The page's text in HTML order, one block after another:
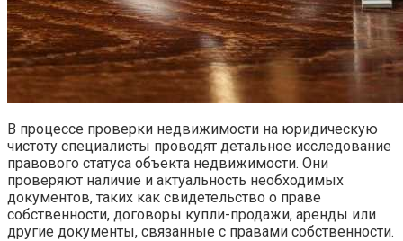
В процессе проверки недвижимости на юридическую
чистоту специалисты проводят детальное исследование
правового статуса объекта недвижимости. Они
проверяют наличие и актуальность необходимых
документов, таких как свидетельство о праве
собственности, договоры купли-продажи, аренды или
другие документы, связанные с правами собственности.